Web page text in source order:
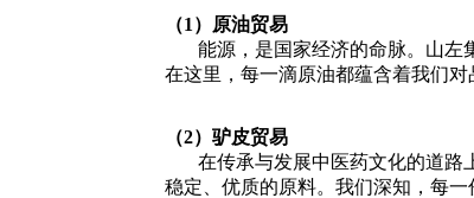
（1）
原油贸易
能源，是国家经济的命脉。山左集
在这里，每一滴原油都蕴含着我们
（2）驴皮贸易
在传承与发展中医药文化的道路
稳定、优质的原料。我们深知，每